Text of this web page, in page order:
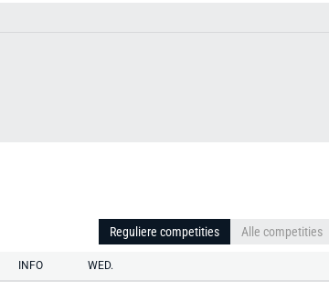
Reguliere competities Alle competities
INFO WED.